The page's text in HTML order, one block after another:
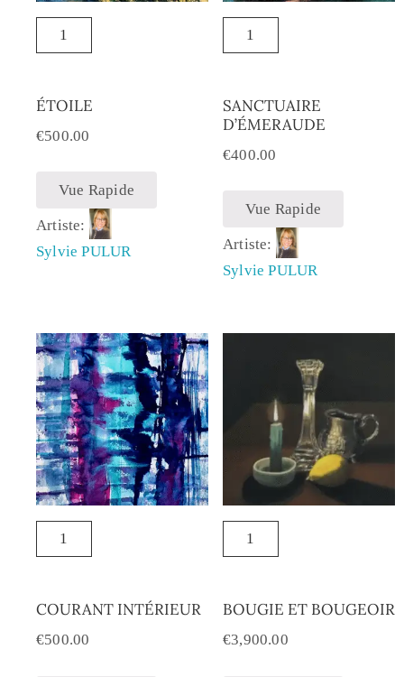
ÉTOILE
€500.00
Vue Rapide
Artiste:
Sylvie PULUR
SANCTUAIRE
D’ÉMERAUDE
€400.00
Vue Rapide
Artiste:
Sylvie PULUR
COURANT INTÉRIEUR
€500.00
BOUGIE ET BOUGEOIR
€3,900.00